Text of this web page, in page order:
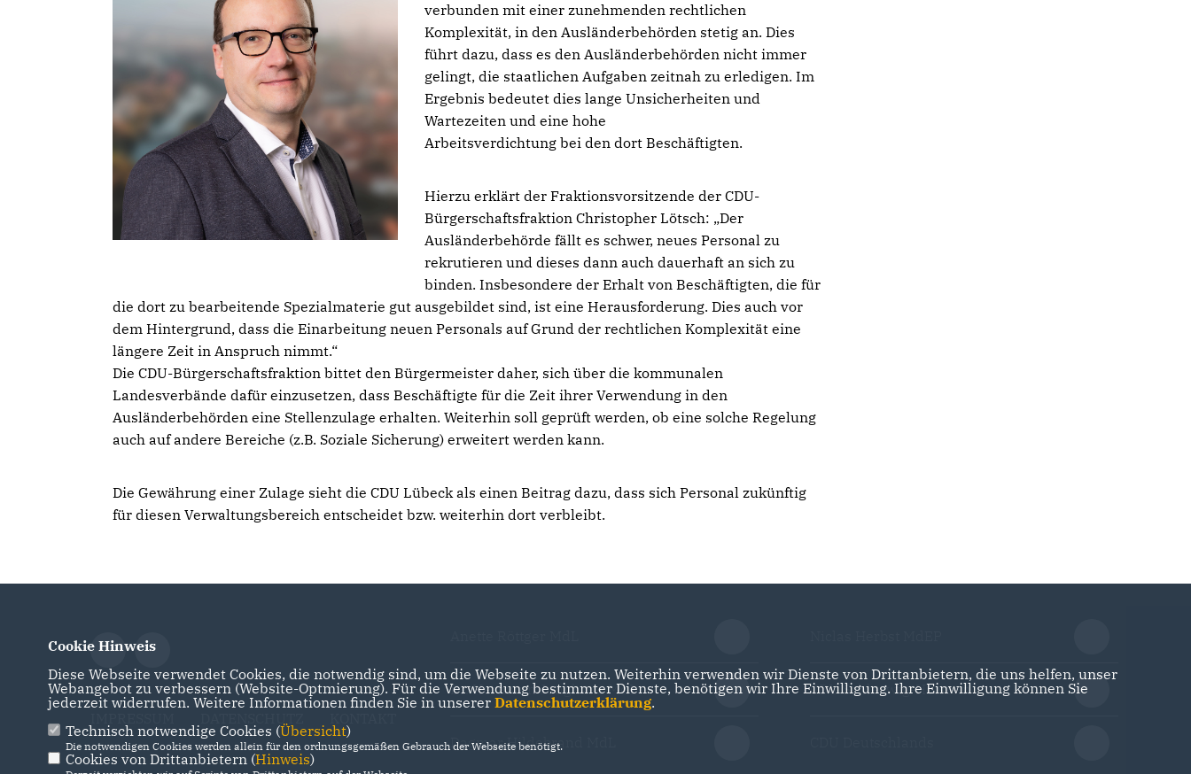
verbunden mit einer zunehmenden rechtlichen
Komplexität, in den Ausländerbehörden stetig an. Dies
führt dazu, dass es den Ausländerbehörden nicht immer
gelingt, die staatlichen Aufgaben zeitnah zu erledigen. Im
Ergebnis bedeutet dies lange Unsicherheiten und
Wartezeiten und eine hohe
Arbeitsverdichtung bei den dort Beschäftigten.
Hierzu erklärt der Fraktionsvorsitzende der CDU-
Bürgerschaftsfraktion Christopher Lötsch: „Der
Ausländerbehörde fällt es schwer, neues Personal zu
rekrutieren und dieses dann auch dauerhaft an sich zu
binden. Insbesondere der Erhalt von Beschäftigten, die für
die dort zu bearbeitende Spezialmaterie gut ausgebildet sind, ist eine Herausforderung. Dies auch vor
dem Hintergrund, dass die Einarbeitung neuen Personals auf Grund der rechtlichen Komplexität eine
längere Zeit in Anspruch nimmt.“
Die CDU-Bürgerschaftsfraktion bittet den Bürgermeister daher, sich über die kommunalen
Landesverbände dafür einzusetzen, dass Beschäftigte für die Zeit ihrer Verwendung in den
Ausländerbehörden eine Stellenzulage erhalten. Weiterhin soll geprüft werden, ob eine solche Regelung
auch auf andere Bereiche (z.B. Soziale Sicherung) erweitert werden kann.
Die Gewährung einer Zulage sieht die CDU Lübeck als einen Beitrag dazu, dass sich Personal zukünftig
für diesen Verwaltungsbereich entscheidet bzw. weiterhin dort verbleibt.
Dr. Hermann Junghans MdL
Dagmar Hildebrand MdL
CDU Schleswig-Holstein
Cookie Hinweis
Diese Webseite verwendet Cookies, die notwendig sind, um die Webseite zu nutzen. Weiterhin verwenden wir Dienste von Drittanbietern, die uns helfen, unser
Webangebot zu verbessern (Website-Optmierung). Für die Verwendung bestimmter Dienste, benötigen wir Ihre Einwilligung. Ihre Einwilligung können Sie
jederzeit widerrufen. Weitere Informationen finden Sie in unserer Datenschutzerklärung.
Technisch notwendige Cookies (Übersicht)
Die notwendigen Cookies werden allein für den ordnungsgemäßen Gebrauch der Webseite benötigt.
Cookies von Drittanbietern (Hinweis)